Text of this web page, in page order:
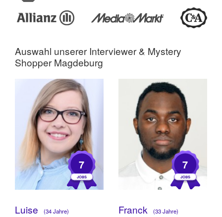
Auswahl unserer Interviewer & Mystery
Shopper Magdeburg
7
Luise (34 Jahre)
7
Franck (33 Jahre)